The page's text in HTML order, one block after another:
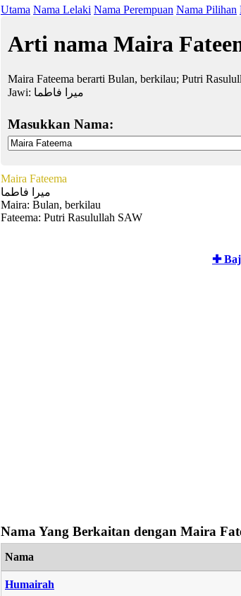
Utama Nama Lelaki Nama Perempuan Nama Pilihan
Arti nama Maira
Maira Fateema berarti Bulan, berkilau; Putri
Jawi: ميرا فاطما
Masukkan Nama:
Maira Fateema
ميرا فاطما
Maira: Bulan, berkilau
Fateema: Putri Rasulullah SAW
✚
Nama Yang Berkaitan dengan Maira
Nama
Humairah